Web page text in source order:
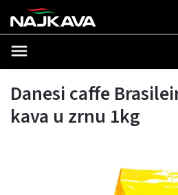
Danesi caffe
kava u zrnu 1kg